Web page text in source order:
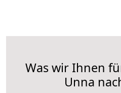
Was wir Ihnen
Unna